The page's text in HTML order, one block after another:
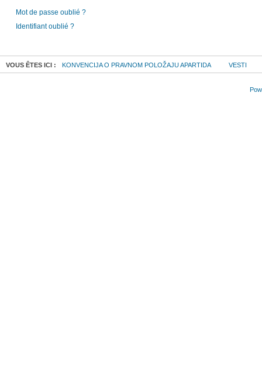
Mot de passe oublié ?
Identifiant oublié ?
VOUS ÊTES ICI : KONVENCIJA O PRAVNOM POLOŽAJU APARTIDA VESTI